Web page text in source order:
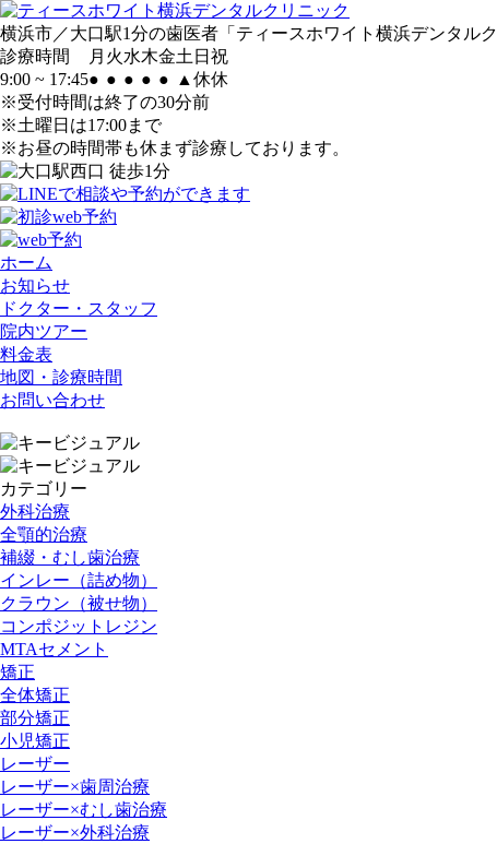
横浜市／大口駅1分の歯医者「ティースホワイト横浜デンタル
診療時間
月 火水木金土 日 祝
9:00 ~ 17:45● ● ● ● ● ▲ 休休
※受付時間は終了の30分前
※土曜日は17:00まで
※お昼の時間帯も休まず診療しております。
ホーム
お知らせ
ドクター・スタッフ
院内ツアー
料金表
地図・診療時間
お問い合わせ
カテゴリー
外科治療
全顎的治療
補綴・むし歯治療
インレー（詰め物）
クラウン（被せ物）
コンポジットレジン
MTAセメント
矯正
全体矯正
部分矯正
小児矯正
レーザー
レーザー×歯周治療
レーザー×むし歯治療
レーザー×外科治療